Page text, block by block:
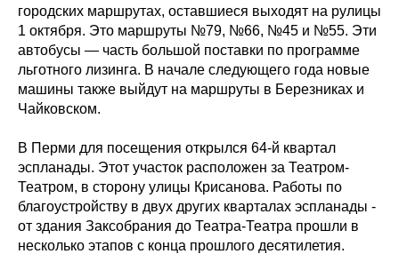
городских маршрутах, оставшиеся выходят на рулицы
1 октября. Это маршруты №79, №66, №45 и №55. Эти
автобусы — часть большой поставки по программе
льготного лизинга. В начале следующего года новые
машины также выйдут на маршруты в Березниках и
Чайковском.
В Перми для посещения открылся 64-й квартал
эспланады. Этот участок расположен за Театром-
Театром, в сторону улицы Крисанова. Работы по
благоустройству в двух других кварталах эспланады -
от здания Заксобрания до Театра-Театра прошли в
несколько этапов с конца прошлого десятилетия.